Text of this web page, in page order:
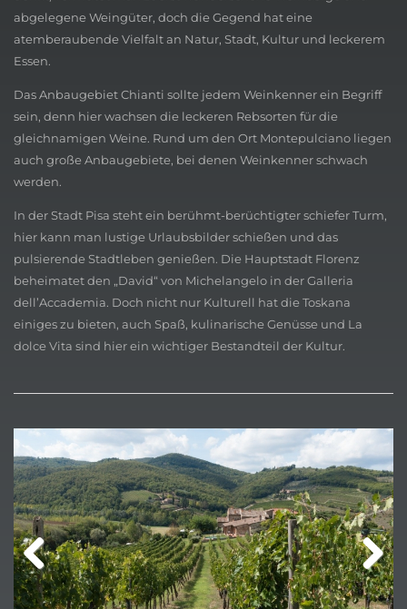
abgelegene Weingüter, doch die Gegend hat eine
atemberaubende Vielfalt an Natur, Stadt, Kultur und leckerem
Essen.
Das Anbaugebiet Chianti sollte jedem Weinkenner ein Begriff
sein, denn hier wachsen die leckeren Rebsorten für die
gleichnamigen Weine. Rund um den Ort Montepulciano liegen
auch große Anbaugebiete, bei denen Weinkenner schwach
werden.
In der Stadt Pisa steht ein berühmt-berüchtigter schiefer Turm,
hier kann man lustige Urlaubsbilder schießen und das
pulsierende Stadtleben genießen. Die Hauptstadt Florenz
beheimatet den „David“ von Michelangelo in der Galleria
dell’Accademia. Doch nicht nur Kulturell hat die Toskana
einiges zu bieten, auch Spaß, kulinarische Genüsse und La
dolce Vita sind hier ein wichtiger Bestandteil der Kultur.
Previ
Next